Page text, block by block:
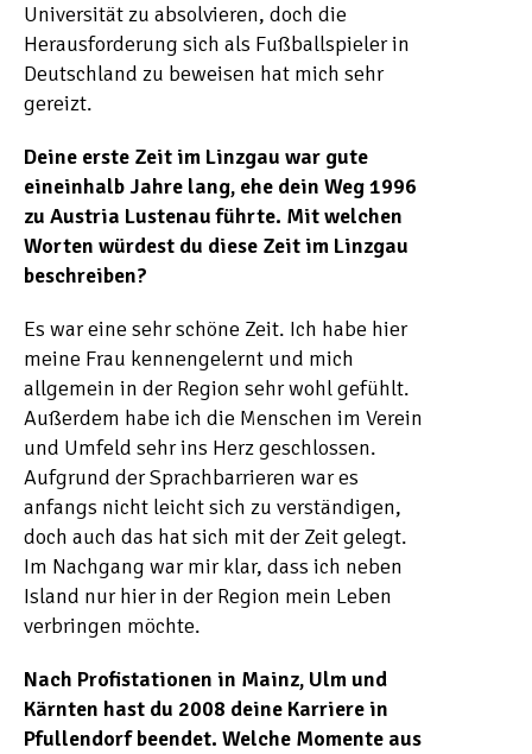
Universität zu absolvieren, doch die
Herausforderung sich als Fußballspieler in
Deutschland zu beweisen hat mich sehr
gereizt.
Deine erste Zeit im Linzgau war gute
eineinhalb Jahre lang, ehe dein Weg 1996
zu Austria Lustenau führte. Mit welchen
Worten würdest du diese Zeit im Linzgau
beschreiben?
Es war eine sehr schöne Zeit. Ich habe hier
meine Frau kennengelernt und mich
allgemein in der Region sehr wohl gefühlt.
Außerdem habe ich die Menschen im Verein
und Umfeld sehr ins Herz geschlossen.
Aufgrund der Sprachbarrieren war es
anfangs nicht leicht sich zu verständigen,
doch auch das hat sich mit der Zeit gelegt.
Im Nachgang war mir klar, dass ich neben
Island nur hier in der Region mein Leben
verbringen möchte.
Nach Profistationen in Mainz, Ulm und
Kärnten hast du 2008 deine Karriere in
Pfullendorf beendet. Welche Momente aus